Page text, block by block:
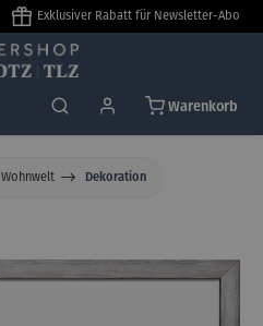
Exklusiver Rabatt für Newsletter-Abo
Warenkorb
Wohnwelt Dekoration